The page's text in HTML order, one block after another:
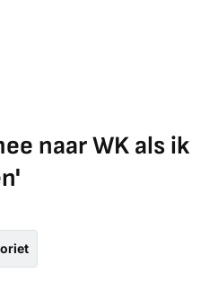
naar WK als ik